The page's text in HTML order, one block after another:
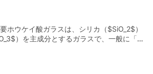
ホウケイ酸ガラスは、シリカ（$SiO_2$）
）を主成分とするガラスで、一般に「パ